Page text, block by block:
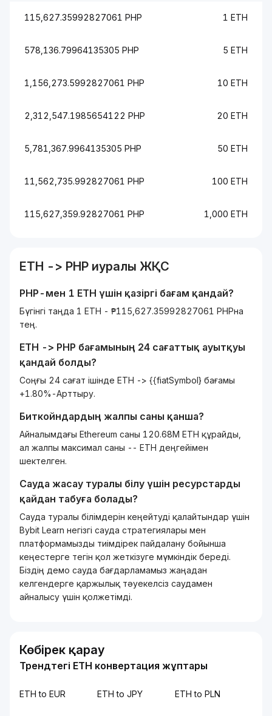
115,627.35992827061 PHP 1 ETH
578,136.79964135305 PHP 5 ETH
1,156,273.5992827061 PHP 10 ETH
2,312,547.1985654122 PHP 20 ETH
5,781,367.9964135305 PHP 50 ETH
11,562,735.992827061 PHP 100 ETH
115,627,359.92827061 PHP 1,000 ETH
ETH -> PHP иуралы ЖҚС
PHP -мен 1 ETH үшін қазіргі бағам қандай?
Бүгінгі таңда 1 ETH - ₱115,627.35992827061 PHPна
тең.
ETH -> PHP бағамының 24 сағаттық ауытқуы
қандай болды?
Соңғы 24 сағат ішінде ETH -> {{fiatSymbol} бағамы
+1.80%-Арттыру.
Биткойндардың жалпы саны қанша?
Айналымдағы Ethereum саны 120.68M ETH құрайды,
ал жалпы максимал саны -- ETH деңгейімен
шектелген.
Сауда жасау туралы білу үшін ресурстарды
қайдан табуға болады?
Сауда туралы білімдерін кеңейтуді қалайтындар үшін
Bybit Learn негізгі сауда стратегиялары мен
платформамызды тиімдірек пайдалану бойынша
кеңестерге тегін қол жеткізуге мүмкіндік береді.
Біздің демо сауда бағдарламамыз жаңадан
келгендерге қаржылық тәуекелсіз саудамен
айналысу үшін қолжетімді.
Көбірек қарау
Трендтегі ETH конвертация жұптары
ETH to EUR ETH to JPY ETH to PLN